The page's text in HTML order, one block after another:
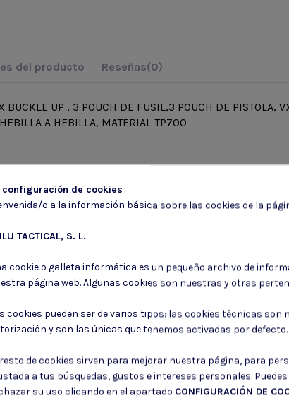
del producto Reseñas(0)
BUCKLE UP , 3 POUCH DE FUSIL,3 POUCH DE
A HEBILLA, MATERIAL TP700
a nuestro boletín
Consiento el uso de mis
configuración de cookies
o a la información básica sobre las cookies de la
TACTICAL, S. L.
cookie o galleta informática es un pequeño archivo de
página web. Algunas cookies son nuestras y otras
cookies pueden ser de varios tipos: las cookies técnicas
y son las únicas que tenemos activadas por defecto.
de cookies sirven para mejorar nuestra página, para
a tus búsquedas, gustos e intereses personales.
su uso clicando en el apartado CONFIGURACIÓN DE